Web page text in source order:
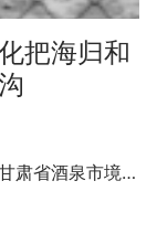
把海归和
肃省酒泉市境…